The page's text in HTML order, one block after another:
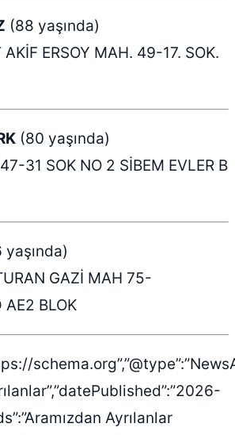
(88 yaşında)
ERSOY MAH. 49-17. SOK.
(80 yaşında)
31 SOK NO 2 SİBEM EVLER B
yaşında)
GAZİ MAH 75-
AE2 BLOK
Ayrılanlar